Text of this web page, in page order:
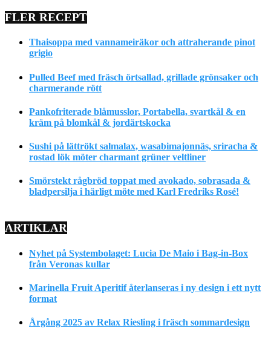
FLER RECEPT
Thaisoppa med vannameiräkor och attraherande pinot
grigio
Pulled Beef med fräsch örtsallad, grillade grönsaker och
charmerande rött
Pankofriterade blåmusslor, Portabella, svartkål & en
kräm på blomkål & jordärtskocka
Sushi på lättrökt salmalax, wasabimajonnäs, sriracha &
rostad lök möter charmant grüner veltliner
Smörstekt rågbröd toppat med avokado, sobrasada &
bladpersilja i härligt möte med Karl Fredriks Rosé!
ARTIKLAR
Nyhet på Systembolaget: Lucia De Maio i Bag-in-Box
från Veronas kullar
Marinella Fruit Aperitif återlanseras i ny design i ett nytt
format
Årgång 2025 av Relax Riesling i fräsch sommardesign